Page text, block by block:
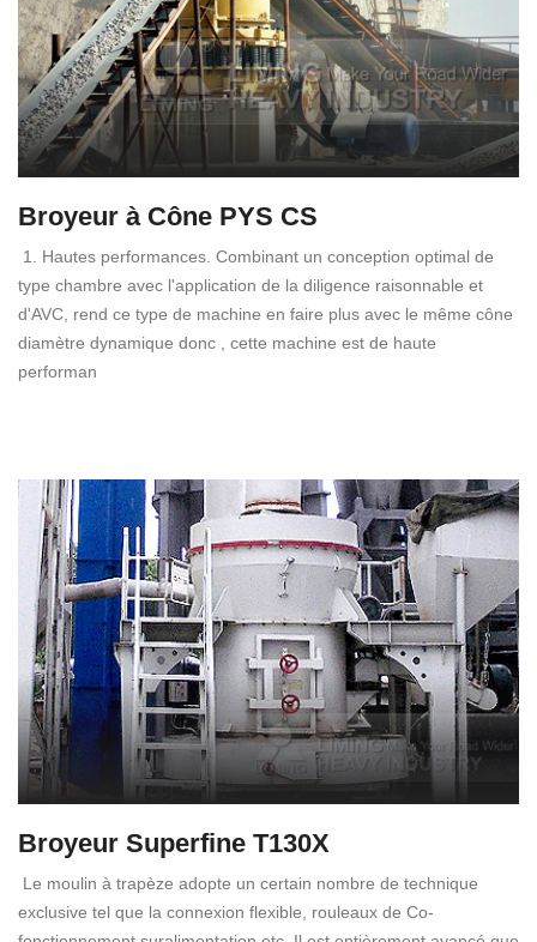
Broyeur à Cône PYS CS
1. Hautes performances. Combinant un conception optimal de
type chambre avec l'application de la diligence raisonnable et
d'AVC, rend ce type de machine en faire plus avec le même cône
diamètre dynamique donc , cette machine est de haute
performan
Broyeur Superfine T130X
Le moulin à trapèze adopte un certain nombre de technique
exclusive tel que la connexion flexible, rouleaux de Co-